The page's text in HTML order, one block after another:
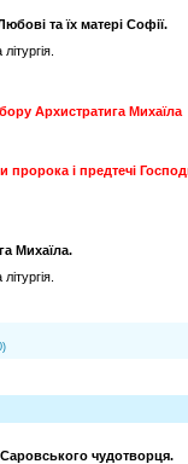
та їх матері Софії.
Архистратига Михаїла
пророка і предтечі
Михаїла.
чудотворця.